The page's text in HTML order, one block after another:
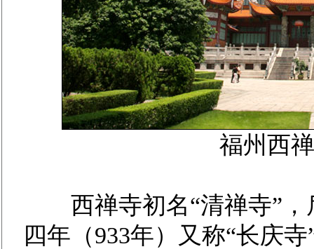
福州西
西禅寺初名“清禅寺”，
四年（933年）又称“长庆